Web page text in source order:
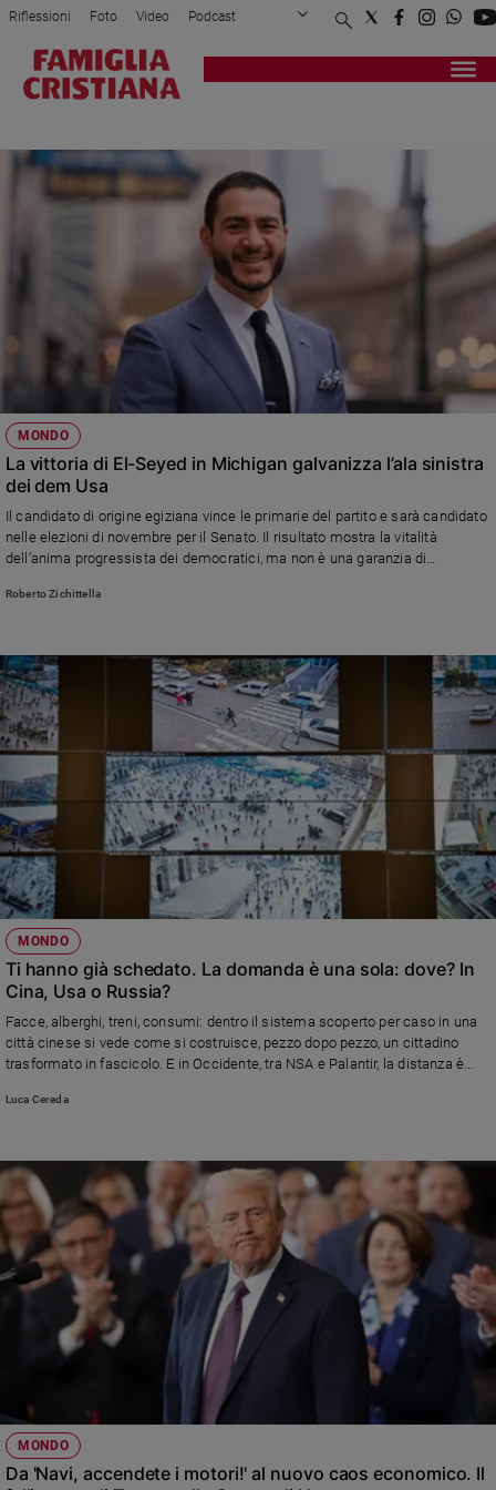
Attualità
Politica
Mondo
Sport
Papa
Papa
Chiesa
Chiesa
e
Santi
Devozione
e
fede
del
giorno
Santo
del
giorno
Società
e
valori
e
di
valore
Caso
della
settimana
Migranti
Diversità
Cultura
e
spettacoli
Riflessioni Foto Video Podcast
Privacy Policy Chi siamo
Registrati Redazione
MONDO
La vittoria di El-Seyed in Michigan galvanizza l’ala sinistra
dei dem Usa
Il candidato di origine egiziana vince le primarie del partito e sarà candidato
nelle elezioni di novembre per il Senato. Il risultato mostra la vitalità
dell’anima progressista dei democratici, ma non è una garanzia di
Roberto Zichittella
MONDO
Ti hanno già schedato. La domanda è una sola: dove? In
Cina, Usa o Russia?
Facce, alberghi, treni, consumi: dentro il sistema scoperto per caso in una
città cinese si vede come si costruisce, pezzo dopo pezzo, un cittadino
trasformato in fascicolo. E in Occidente, tra NSA e Palantir, la distanza è
Luca Cereda
MONDO
Da 'Navi, accendete i motori!' al nuovo caos economico. Il